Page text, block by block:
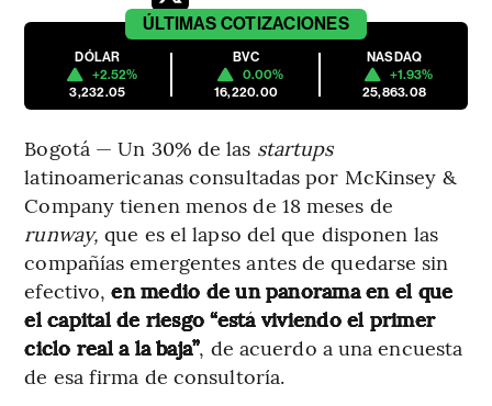
ÚLTIMAS COTIZACIONES
DÓLAR
+2.52%
3,232.05
BVC
0.00%
16,220.00
NASDAQ
+1.93%
25,863.08
Bogotá — Un 30% de las startups
latinoamericanas consultadas por McKinsey &
Company tienen menos de 18 meses de
runway,que es el lapso del que disponen las
compañías emergentes antes de quedarse sin
efectivo,en medio de un panorama en el que
el capital de riesgo “está viviendo el primer
ciclo real a la baja”, de acuerdo a una encuesta
de esa firma de consultoría.